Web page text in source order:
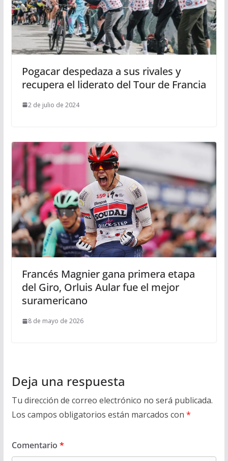
Pogacar despedaza a sus rivales y
recupera el liderato del Tour de Francia
2 de julio de 2024
Francés Magnier gana primera etapa
del Giro, Orluis Aular fue el mejor
suramericano
8 de mayo de 2026
Deja una respuesta
Tu dirección de correo electrónico no será publicada.
Los campos obligatorios están marcados con *
Comentario *